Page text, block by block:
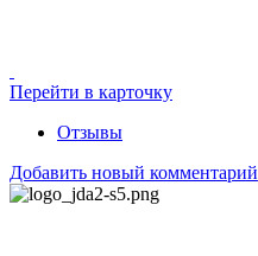
Перейти в карточку
Отзывы
Добавить новый комментарий